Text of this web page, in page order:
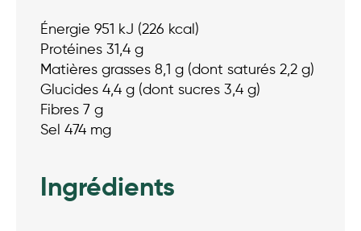
Énergie 951 kJ (226 kcal)
Protéines 31,4 g
Matières grasses 8,1 g (dont saturés 2,2 g)
Glucides 4,4 g (dont sucres 3,4 g)
Fibres 7 g
Sel 474 mg
Ingrédients